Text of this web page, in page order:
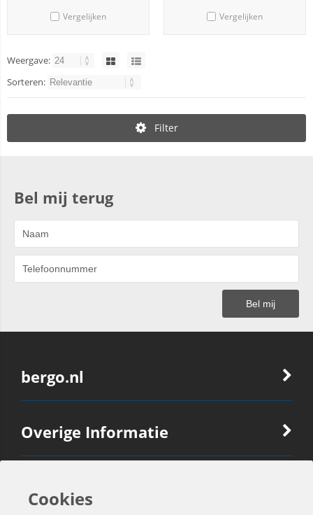
Vergelijken Vergelijken
Weergave:
Sorteren:
Filter
Bel mij terug
bergo.nl
Overige Informatie
Ook Interessant
Cookies